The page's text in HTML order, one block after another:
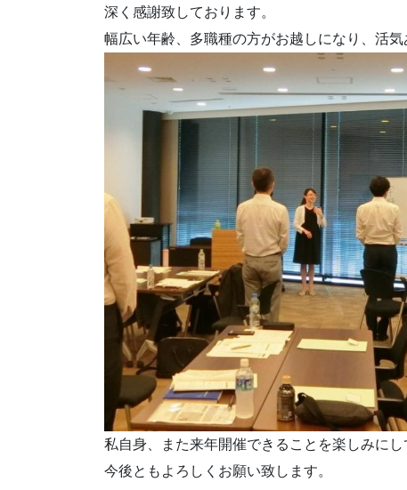
深く感謝致しております。
幅広い年齢、多職種の方がお越しになり、活気
私自身、また来年開催できることを楽しみに
今後ともよろしくお願い致します。